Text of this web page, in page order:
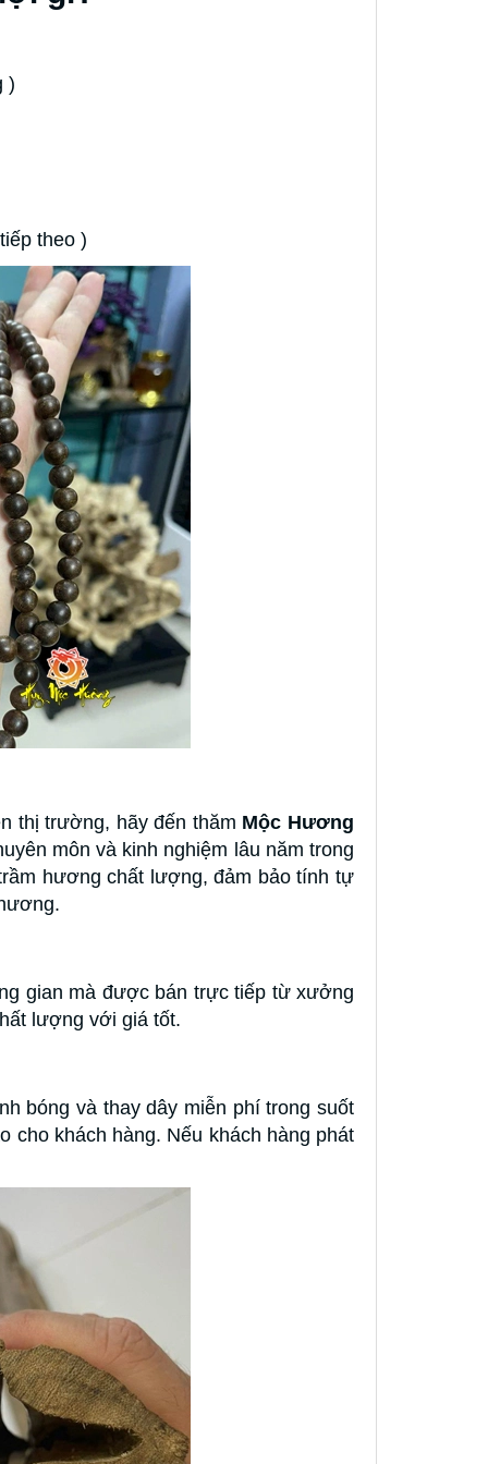
)
theo )
thị trường, hãy đến thăm Mộc Hương
môn và kinh nghiệm lâu năm trong
hương chất lượng, đảm bảo tính tự
gian mà được bán trực tiếp từ xưởng
lượng với giá tốt.
bóng và thay dây miễn phí trong suốt
cho khách hàng. Nếu khách hàng phát